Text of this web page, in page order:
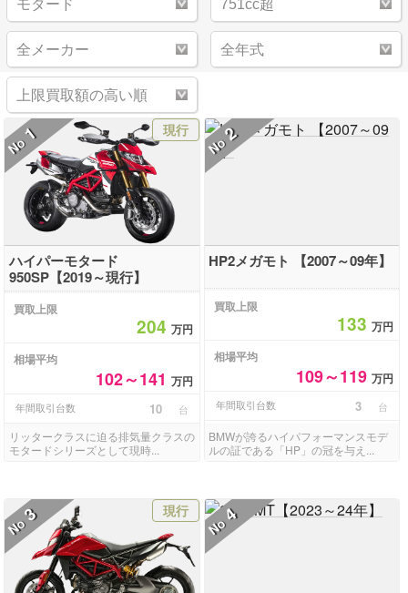
No
1 現行
ハイパーモタード
950SP【2019～現行】
買取上限
204万円
相場平均
102～141万円
年間取引台数 10 台
リッタークラスに迫る排気量クラスの
モタードシリーズとして現時...
No
2
HP2メガモト 【2007～09年】
買取上限
133 万円
相場平均
109～119 万円
年間取引台数 3 台
BMWが誇るハイパフォーマンスモデ
ルの証である「HP」の冠を与え...
No
3 現行
No
4